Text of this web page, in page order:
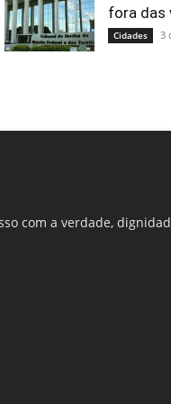
fora das
Cidades 3
com a verdade,